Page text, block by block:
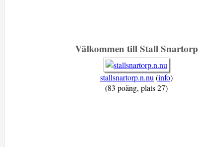
Välkommen till Stall Snartorp
stallsnartorp.n.nu (info)
(83 poäng, plats 27)